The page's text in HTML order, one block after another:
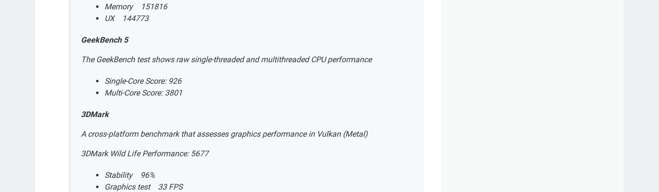
Memory 151816
UX 144773
GeekBench 5
The GeekBench test shows raw single-threaded and multithreaded CPU performance
Single-Core Score: 926
Multi-Core Score: 3801
3DMark
A cross-platform benchmark that assesses graphics performance in Vulkan (Metal)
3DMark Wild Life Performance: 5677
Stability 96%
Graphics test 33 FPS